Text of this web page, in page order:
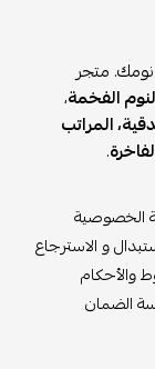
نومك. متجر
الفخمة،
المراتب
.
الخصوصية
و الاسترجاع
والأحكام
الضمان